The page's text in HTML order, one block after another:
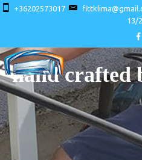
+36202573017
13/
LAKOSSÁGI
hand crafted